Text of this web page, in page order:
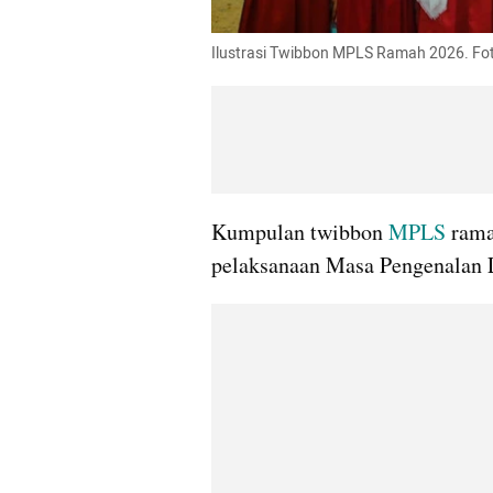
Ilustrasi Twibbon MPLS Ramah 2026.
Kumpulan twibbon MPLS
pelaksanaan Masa